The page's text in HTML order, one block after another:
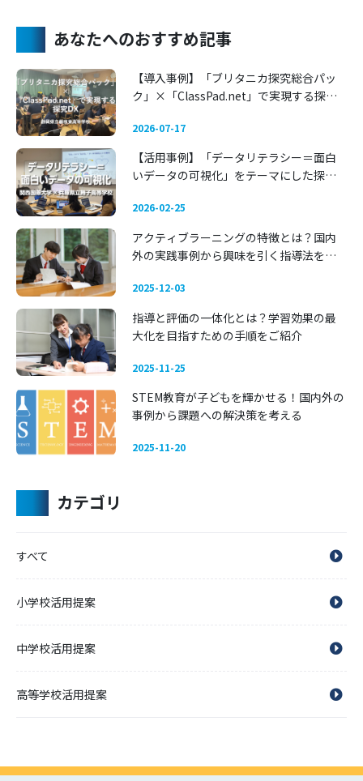
あなたへのおすすめ記事
【導入事例】「ブリタニカ探究総合パッ
ク」×「ClassPad.net」で実現する探究
2026-07-17
【活用事例】「データリテラシー＝面白
いデータの可視化」をテーマにした探究
等学校
2026-02-25
アクティブラーニングの特徴とは？国内
外の実践事例から興味を引く指導法を考
2025-12-03
指導と評価の一体化とは？学習効果の最
大化を目指すための手順をご紹介
2025-11-25
STEM教育が子どもを輝かせる！国内外の
事例から課題への解決策を考える
2025-11-20
カテゴリ
すべて
小学校活用提案
中学校活用提案
高等学校活用提案